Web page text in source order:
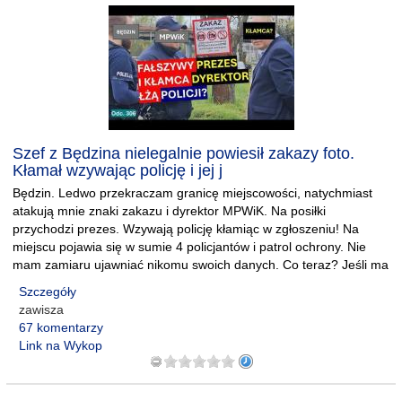
Szef z Będzina nielegalnie powiesił zakazy foto.
Kłamał wzywając policję i jej j
Będzin. Ledwo przekraczam granicę miejscowości, natychmiast
atakują mnie znaki zakazu i dyrektor MPWiK. Na posiłki
przychodzi prezes. Wzywają policję kłamiąc w zgłoszeniu! Na
miejscu pojawia się w sumie 4 policjantów i patrol ochrony. Nie
mam zamiaru ujawniać nikomu swoich danych. Co teraz? Jeśli ma
Szczegóły
zawisza
67 komentarzy
Link na Wykop